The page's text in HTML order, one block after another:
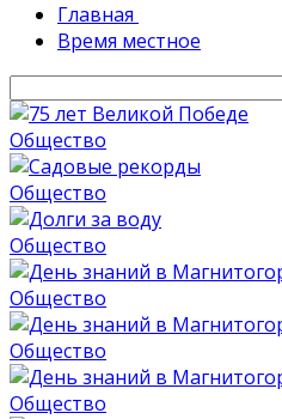
Главная
Время местное
Общество
Общество
Общество
Общество
Общество
Общество